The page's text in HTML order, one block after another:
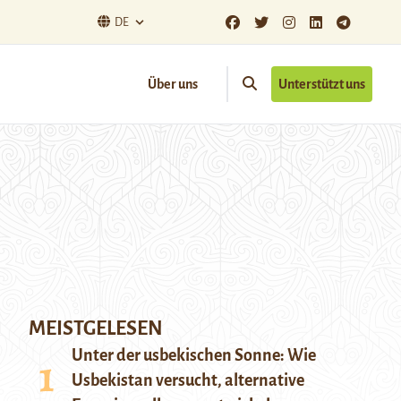
DE
Über uns Unterstützt uns
MEISTGELESEN
Unter der usbekischen Sonne: Wie
Usbekistan versucht, alternative